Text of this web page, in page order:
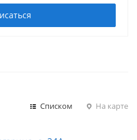
Списком На карте